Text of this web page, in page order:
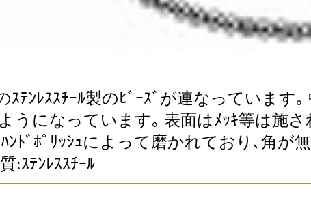
ｽﾃﾝﾚｽｽﾁｰﾙ製のﾋﾞｰｽﾞが連なっています
うになっています｡ 表面はﾒｯｷ等は施
ﾝﾄﾞﾎﾟﾘｯｼｭによって磨かれており､角
:ｽﾃﾝﾚｽｽﾁｰﾙ